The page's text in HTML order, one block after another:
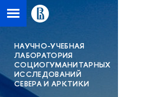
НАУЧНО-УЧЕБНАЯ
ЛАБОРАТОРИЯ
СОЦИОГУМАНИТАРНЫХ
ИССЛЕДОВАНИЙ
СЕВЕРА И АРКТИКИ